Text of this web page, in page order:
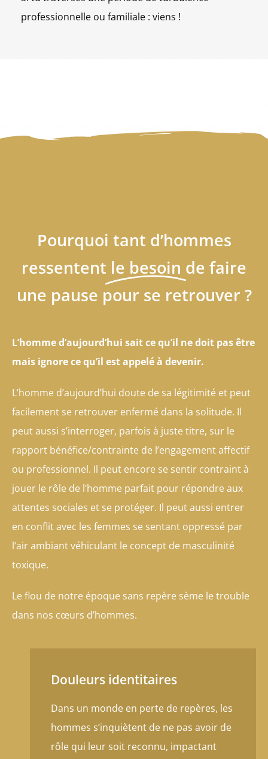
professionnelle ou familiale : viens !
Pourquoi tant d’hommes
ressentent le besoin de faire
une pause pour se retrouver ?
L’homme d’aujourd’hui sait ce qu’il ne doit pas être
mais ignore ce qu’il est appelé à devenir.
L’homme d’aujourd’hui doute de sa légitimité et peut
facilement se retrouver enfermé dans la solitude. Il
peut aussi s’interroger, parfois à juste titre, sur le
rapport bénéfice/contrainte de l’engagement affectif
ou professionnel. Il peut encore se sentir contraint à
jouer le rôle de l’homme parfait pour répondre aux
attentes sociales et se protéger. Il peut aussi entrer
en conflit avec les femmes se sentant oppressé par
l’air ambiant véhiculant le concept de masculinité
toxique.
Le flou de notre époque sans repère sème le trouble
dans nos cœurs d’hommes.
Douleurs identitaires
Dans un monde en perte de repères, les
hommes s’inquiètent de ne pas avoir de
rôle qui leur soit reconnu, impactant